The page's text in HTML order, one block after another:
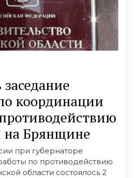
заседание
координации
на Брянщине
при губернаторе
по противодействию
области состоялось 2